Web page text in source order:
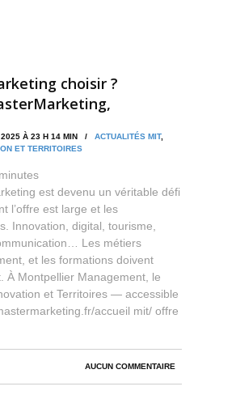
choisir ?
carrière
2025 À 23 H 14 MIN / ACTUALITÉS MIT,
ET TERRITOIRES
minutes
est devenu un véritable défi
l’offre est large et les
Innovation, digital, tourisme,
Les métiers
et les formations doivent
À Montpellier Management, le
et Territoires — accessible
accueil mit/ offre
AUCUN COMMENTAIRE